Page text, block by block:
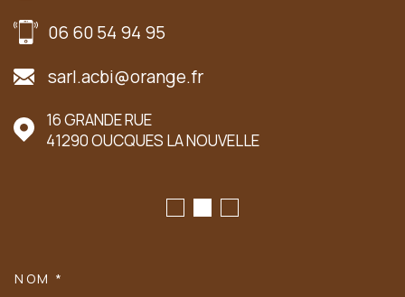
06 60 54 94 95
sarl.acbi@orange.fr
16 GRANDE RUE
41290 OUCQUES LA NOUVELLE
NOM *